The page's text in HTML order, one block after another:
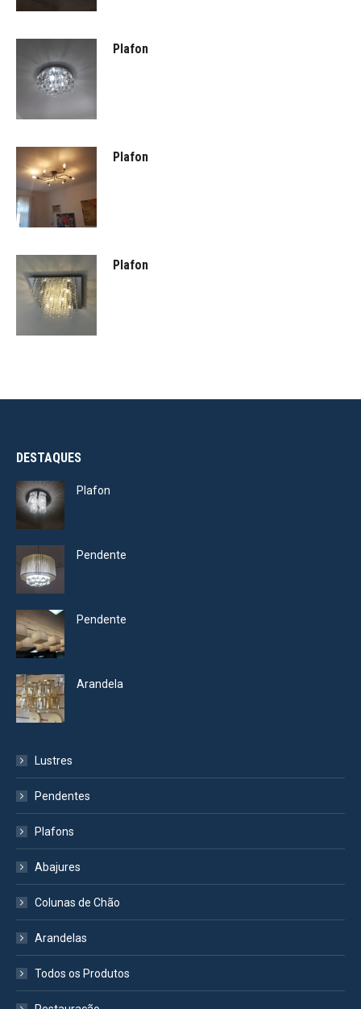
Plafon
Plafon
Plafon
DESTAQUES
Plafon
Pendente
Pendente
Arandela
Lustres
Pendentes
Plafons
Abajures
Colunas de Chão
Arandelas
Todos os Produtos